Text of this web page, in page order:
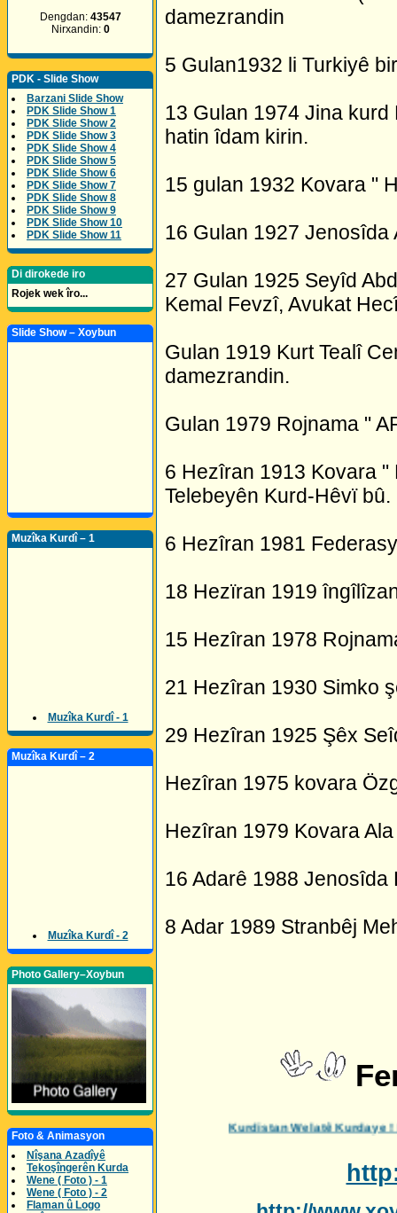
Dengdan: 43547
Nirxandin: 0
PDK - Slide Show
Barzani Slide Show
PDK Slide Show 1
PDK Slide Show 2
PDK Slide Show 3
PDK Slide Show 4
PDK Slide Show 5
PDK Slide Show 6
PDK Slide Show 7
PDK Slide Show 8
PDK Slide Show 9
PDK Slide Show 10
PDK Slide Show 11
Di dirokede iro
Rojek wek îro...
Slide Show – Xoybun
Muzîka Kurdî – 1
Muzîka Kurdî - 1
Muzîka Kurdî – 2
Muzîka Kurdî - 2
Photo Gallery–Xoybun
Foto & Animasyon
Nîşana Azadîyê
Tekoşîngerên Kurda
Wene ( Foto ) - 1
Wene ( Foto ) - 2
Flaman û Logo
damezrandin
5 Gulan1932 li Turkiyê
13 Gulan 1974 Jina
hatin îdam kirin.
15 gulan 1932 Kovara "
16 Gulan 1927 Jenosîda
27 Gulan 1925 Seyîd
Kemal Fevzî, Avukat
Gulan 1919 Kurt Tealî
damezrandin.
Gulan 1979 Rojnama "
6 Hezîran 1913 Kovara
Telebeyên Kurd-Hêvï bû.
6 Hezîran 1981
18 Hezïran 1919
15 Hezîran 1978
21 Hezîran 1930 Simko
29 Hezîran 1925 Şêx
Hezîran 1975 kovara
Hezîran 1979 Kovara
16 Adarê 1988 Jenosîda
8 Adar 1989 Stranbêj
Kurdistan Welatê Kurdaye ! Her Bijî